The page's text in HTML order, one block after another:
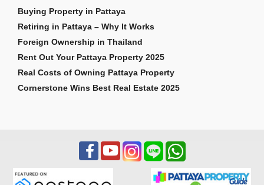
Buying Property in Pattaya
Retiring in Pattaya – Why It Works
Foreign Ownership in Thailand
Rent Out Your Pattaya Property 2025
Real Costs of Owning Pattaya Property
Cornerstone Wins Best Real Estate 2025